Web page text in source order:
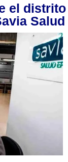
el distrito
Salud